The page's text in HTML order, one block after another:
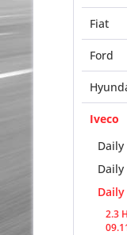
Fiat
Ford
Iveco
Daily
Daily
Daily
2.3